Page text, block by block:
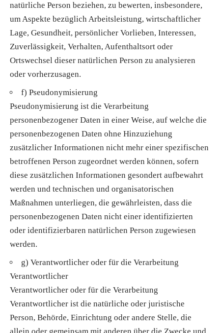
natürliche Person beziehen, zu bewerten, insbesondere,
um Aspekte bezüglich Arbeitsleistung, wirtschaftlicher
Lage, Gesundheit, persönlicher Vorlieben, Interessen,
Zuverlässigkeit, Verhalten, Aufenthaltsort oder
Ortswechsel dieser natürlichen Person zu analysieren
oder vorherzusagen.
f) Pseudonymisierung
Pseudonymisierung ist die Verarbeitung
personenbezogener Daten in einer Weise, auf welche die
personenbezogenen Daten ohne Hinzuziehung
zusätzlicher Informationen nicht mehr einer spezifischen
betroffenen Person zugeordnet werden können, sofern
diese zusätzlichen Informationen gesondert aufbewahrt
werden und technischen und organisatorischen
Maßnahmen unterliegen, die gewährleisten, dass die
personenbezogenen Daten nicht einer identifizierten
oder identifizierbaren natürlichen Person zugewiesen
werden.
g) Verantwortlicher oder für die Verarbeitung
Verantwortlicher
Verantwortlicher oder für die Verarbeitung
Verantwortlicher ist die natürliche oder juristische
Person, Behörde, Einrichtung oder andere Stelle, die